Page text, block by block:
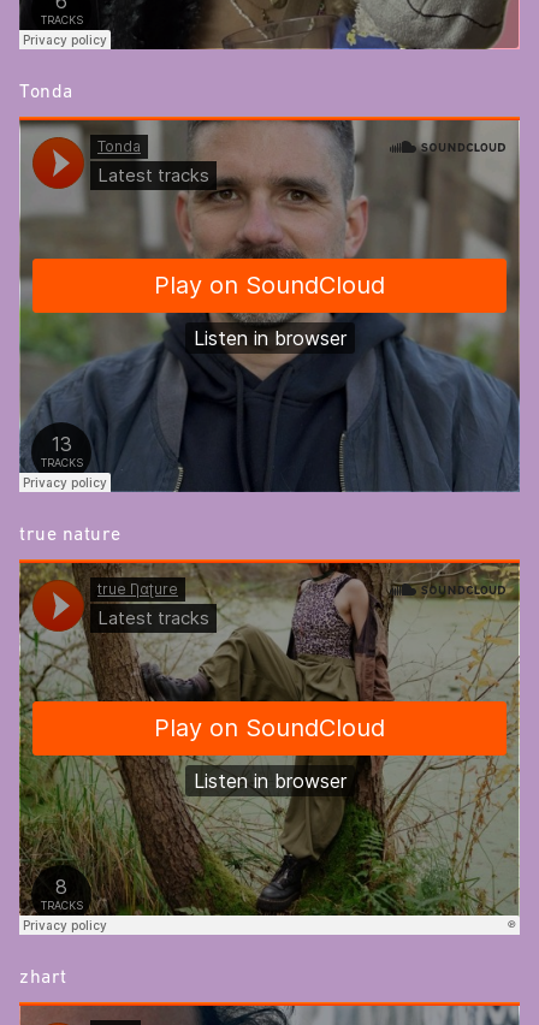
Tonda
true nature
zhart